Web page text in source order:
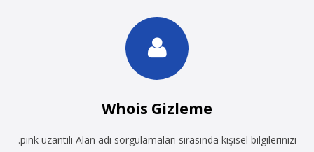
Whois Gizleme
.pink uzantılı Alan adı sorgulamaları sırasında kişisel bilgilerinizi